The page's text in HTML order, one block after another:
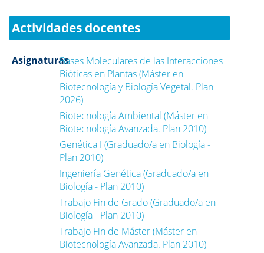
Actividades docentes
AsignaturasBases Moleculares de las Interacciones
Bióticas en Plantas (Máster en
Biotecnología y Biología Vegetal. Plan
2026)
Biotecnología Ambiental (Máster en
Biotecnología Avanzada. Plan 2010)
Genética I (Graduado/a en Biología -
Plan 2010)
Ingeniería Genética (Graduado/a en
Biología - Plan 2010)
Trabajo Fin de Grado (Graduado/a en
Biología - Plan 2010)
Trabajo Fin de Máster (Máster en
Biotecnología Avanzada. Plan 2010)